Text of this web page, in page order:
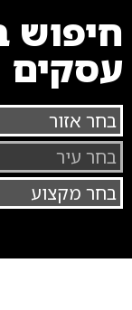
חיפוש
עסקים